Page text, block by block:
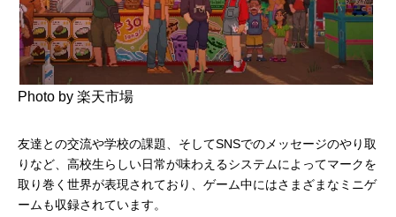
Photo by 楽天市場
友達との交流や学校の課題、そしてSNSでのメッセージのやり取
りなど、高校生らしい日常が味わえるシステムによってマークを
取り巻く世界が表現されており、ゲーム中にはさまざまなミニゲ
ームも収録されています。